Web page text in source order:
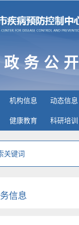
政务公开
机构信息 动态信息
健康教育 科研培训
信息